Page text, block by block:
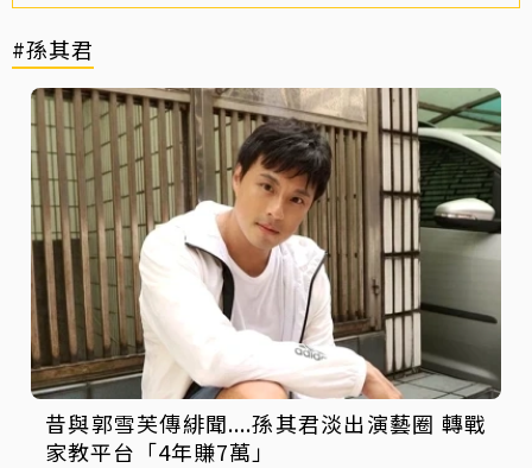
#孫其君
昔與郭雪芙傳緋聞....孫其君淡出演藝圈 轉戰
家教平台「4年賺7萬」